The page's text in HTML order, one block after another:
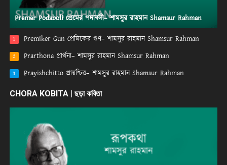
Premer Podaboli প্রেমের পদাবলী– শামসুর রাহমান Shamsur Rahman
1 Premiker Gun প্রেমিকের গুণ– শামসুর রাহমান Shamsur Rahman
2 Prarthona প্রার্থনা– শামসুর রাহমান Shamsur Rahman
3 Prayishchitto প্রায়শ্চিত্ত– শামসুর রাহমান Shamsur Rahman
CHORA KOBITA | ছড়া কবিতা